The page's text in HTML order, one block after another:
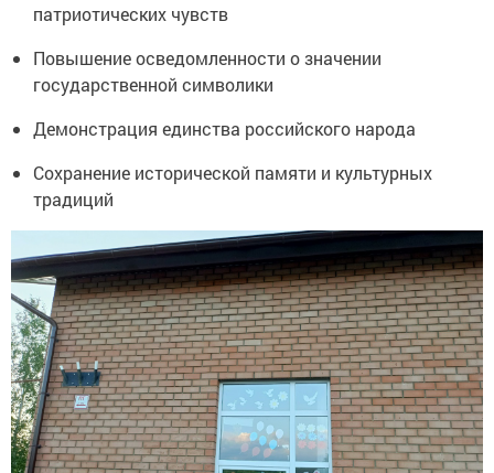
патриотических чувств
Повышение осведомленности о значении
государственной символики
Демонстрация единства российского народа
Сохранение исторической памяти и культурных
традиций